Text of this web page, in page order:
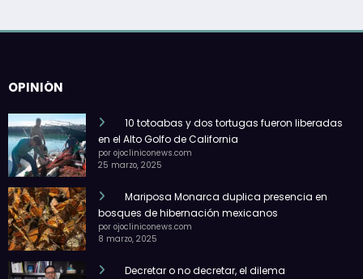
OPINIÓN
10 totoabas y dos tortugas fueron liberadas
en el Alto Golfo de California
por ojocliniconews.com
25 marzo, 2025
Mariposa Monarca duplica presencia en
bosques de hibernación mexicanos
por ojocliniconews.com
8 marzo, 2025
Decretar o no decretar, el dilema